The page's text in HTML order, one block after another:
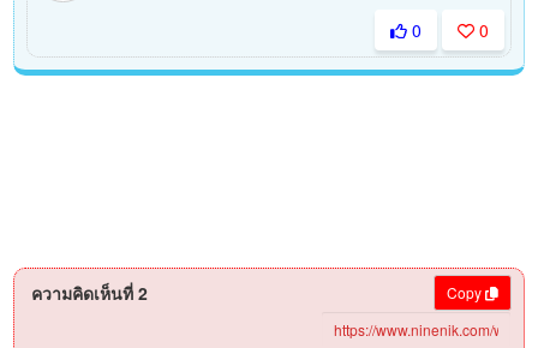
0 0
ความคิดเห็นที่ 2 Copy